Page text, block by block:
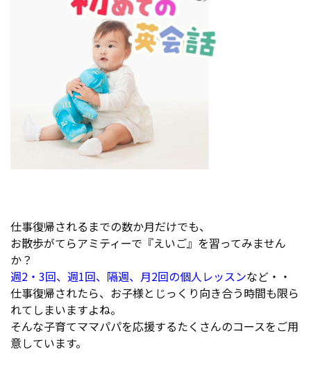
仕事復帰されるまでの数か月だけでも、
お散歩がてらアミティーで『えいご』を習ってみません
か？
週2・3回、週1回、隔週、月2回の個人レッスンなど・・
仕事復帰されたら、お子様とじっくり向き合う時間も限ら
れてしまいますよね。
そんな子育てママパパを応援するたくさんのコースをご用
意しています。